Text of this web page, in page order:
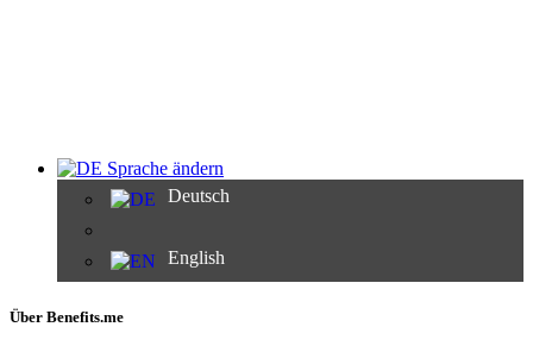
Sprache ändern
Deutsch
English
Über Benefits.me